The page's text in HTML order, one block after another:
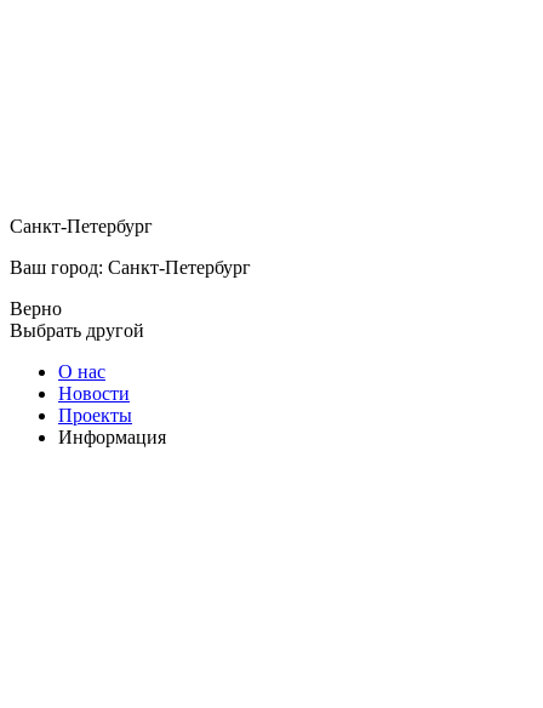
Санкт-Петербург
Ваш город: Санкт-Петербург
Верно
Выбрать другой
О нас
Новости
Проекты
Информация